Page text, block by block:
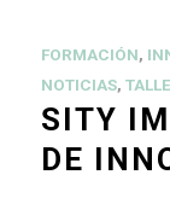
FORMACIÓN,
NOTICIAS,
SITY
DE